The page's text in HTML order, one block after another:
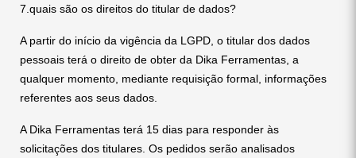
7.quais são os direitos do titular de dados?
A partir do início da vigência da LGPD, o titular dos dados
pessoais terá o direito de obter da Dika Ferramentas, a
qualquer momento, mediante requisição formal, informações
referentes aos seus dados.
A Dika Ferramentas terá 15 dias para responder às
solicitações dos titulares. Os pedidos serão analisados